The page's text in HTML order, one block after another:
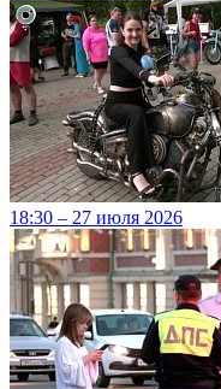
18:30 – 27 июля 2026